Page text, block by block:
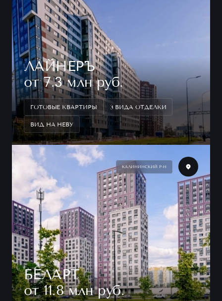
ЛАЙНЕРЪ
от 7.3 млн руб.
ГОТОВЫЕ КВАРТИРЫ 3 ВИДА ОТДЕЛКИ
ВИД НА НЕВУ
КАЛИНИНСКИЙ Р-Н
БЕЛАРТ
от 11.8 млн руб.